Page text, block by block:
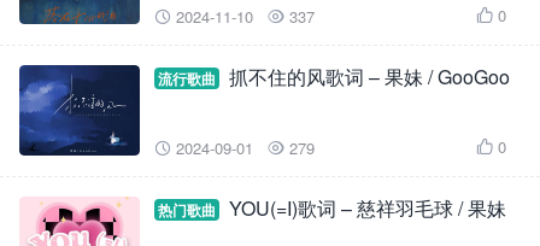
 2024-11-10  337  0
流行歌曲 抓不住的风歌词 – 果妹 / GooGoo
 2024-09-01  279  0
热门歌曲 YOU(=I)歌词 – 慈祥羽毛球 / 果妹